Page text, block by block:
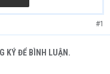
#1
KÝ ĐỂ BÌNH LUẬN.